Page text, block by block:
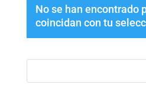
No se han encontrado
coincidan con tu